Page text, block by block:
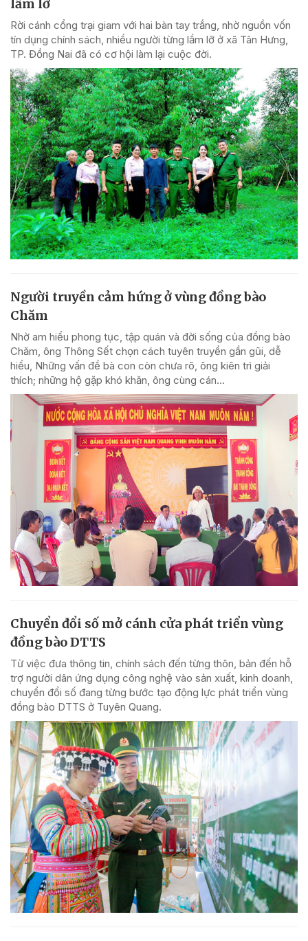
lầm lỡ
Rời cánh cổng trại giam với hai bàn tay trắng, nhờ nguồn vốn
tín dụng chính sách, nhiều người từng lầm lỡ ở xã Tân Hưng,
TP. Đồng Nai đã có cơ hội làm lại cuộc đời.
Người truyền cảm hứng ở vùng đồng bào
Chăm
Nhờ am hiểu phong tục, tập quán và đời sống của đồng bào
Chăm, ông Thông Sết chọn cách tuyên truyền gần gũi, dễ
hiểu, Những vấn đề bà con còn chưa rõ, ông kiên trì giải
thích; những hộ gặp khó khăn, ông cùng cán...
Chuyển đổi số mở cánh cửa phát triển vùng
đồng bào DTTS
Từ việc đưa thông tin, chính sách đến từng thôn, bản đến hỗ
trợ người dân ứng dụng công nghệ vào sản xuất, kinh doanh,
chuyển đổi số đang từng bước tạo động lực phát triển vùng
đồng bào DTTS ở Tuyên Quang.